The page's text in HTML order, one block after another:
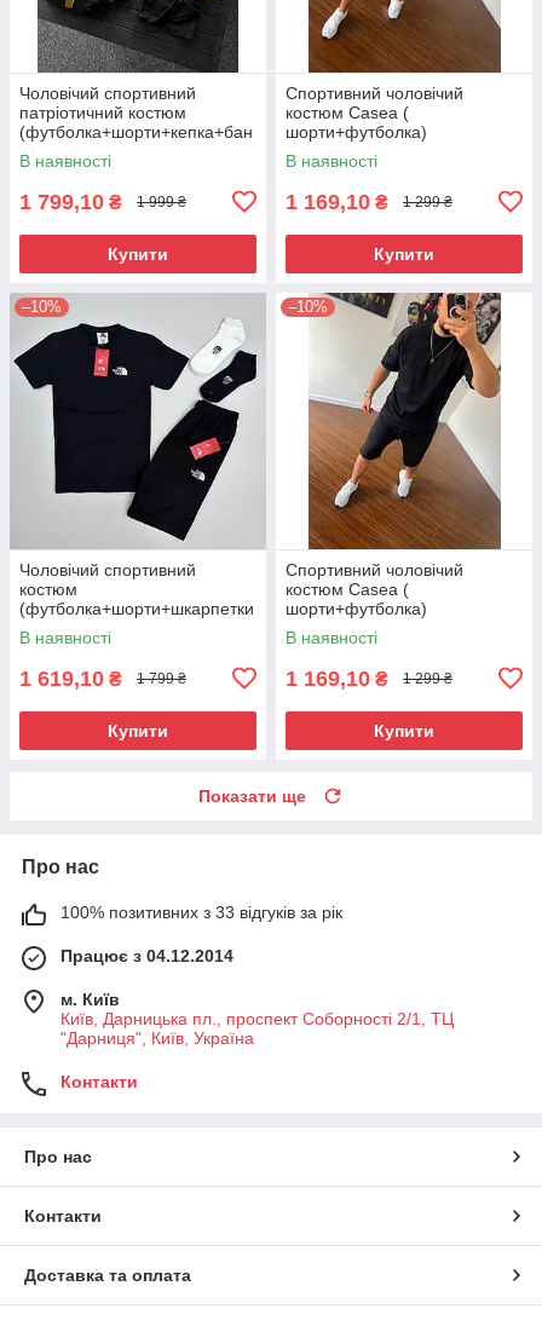
Чоловічий спортивний
патріотичний костюм
(футболка+шорти+кепка+бан
анка)
В наявності
1 799,10 ₴ 1 999 ₴
Купити
Спортивний чоловічий
костюм Casea (
шорти+футболка)
В наявності
1 169,10 ₴ 1 299 ₴
Купити
–10%
Чоловічий спортивний
костюм
(футболка+шорти+шкарпетки
)В наявності
1 619,10 ₴ 1 799 ₴
Купити
–10%
Спортивний чоловічий
костюм Casea (
шорти+футболка)
В наявності
1 169,10 ₴ 1 299 ₴
Купити
Показати ще
Про нас
100% позитивних з 33 відгуків за рік
Працює з 04.12.2014
м. Київ
Київ, Дарницька пл., проспект Соборності 2/1, ТЦ
"Дарниця", Київ, Україна
Контакти
Про нас
Контакти
Доставка та оплата